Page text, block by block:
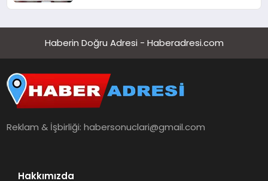
Haberin Doğru Adresi - Haberadresi.com
Reklam & İşbirliği:habersonuclari@gmail.com
Hakkımızda